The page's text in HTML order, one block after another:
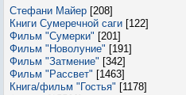
Стефани Майер [208]
Книги Сумеречной саги [122]
Фильм "Сумерки" [201]
Фильм "Новолуние" [191]
Фильм "Затмение" [342]
Фильм "Рассвет" [1463]
Книга/фильм "Гостья" [1178]